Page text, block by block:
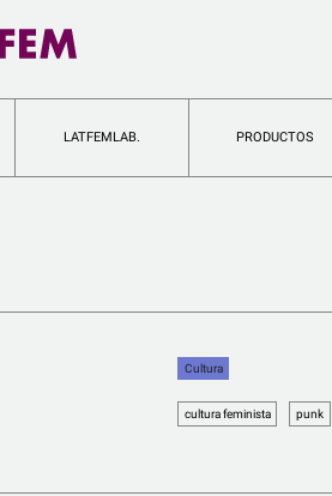
LATFEMLAB. PRODUCTOS
Cultura
cultura feminista punk